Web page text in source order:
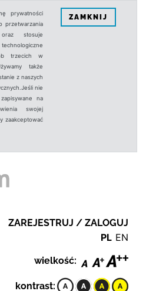
prywatności
przetwarzania
stosuje
trzecich w
także
z naszych
nie
na
swojej
zaakceptować
ZAMKNIJ
ZAREJESTRUJ / ZALOGUJ
PL EN
wielkość:
kontrast: